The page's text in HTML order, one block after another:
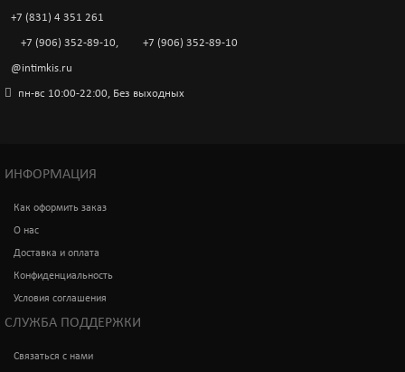
+7 (831) 4 351 261
+7 (906) 352-89-10, +7 (906) 352-89-10
@intimkis.ru
пн-вс 10:00-22:00, Без выходных
ИНФОРМАЦИЯ
Как оформить заказ
О нас
Доставка и оплата
Конфиденциальность
Условия соглашения
СЛУЖБА ПОДДЕРЖКИ
Связаться с нами